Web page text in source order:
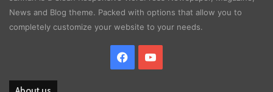
News and Blog theme. Packed with options that allow you to
completely customize your website to your needs.
FacebookYouTube